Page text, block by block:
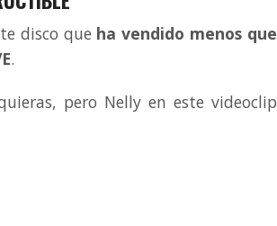
disco que ha vendido menos que
.
pero Nelly en este videoclip